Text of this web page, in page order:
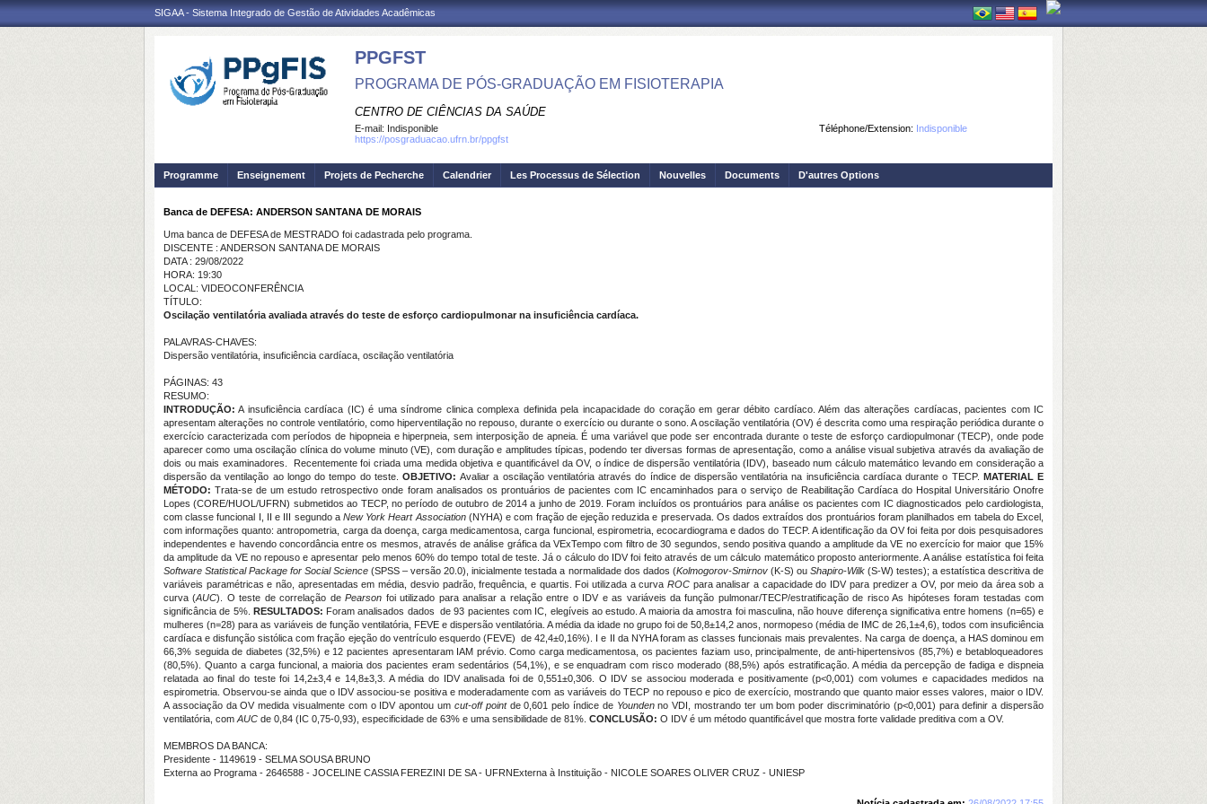
SIGAA - Sistema Integrado de Gestão de Atividades Acadêmicas
PPGFST
PROGRAMA DE PÓS-GRADUAÇÃO EM FISIOTERAPIA
CENTRO DE CIÊNCIAS DA SAÚDE
Téléphone/Extension: Indisponible
E-mail: Indisponible
https://posgraduacao.ufrn.br/ppgfst
Programme Enseignement Projets de Pecherche Calendrier Les Processus de Sélection Nouvelles Documents D'autres Options
Banca de DEFESA: ANDERSON SANTANA DE MORAIS
Uma banca de DEFESA de MESTRADO foi cadastrada pelo programa.
DISCENTE : ANDERSON SANTANA DE MORAIS
DATA : 29/08/2022
HORA: 19:30
LOCAL: VIDEOCONFERÊNCIA
TÍTULO:
Oscilação ventilatória avaliada através do teste de esforço cardiopulmonar na insuficiência cardíaca.
PALAVRAS-CHAVES:
Dispersão ventilatória, insuficiência cardíaca, oscilação ventilatória
PÁGINAS: 43
RESUMO:
INTRODUÇÃO: A insuficiência cardíaca (IC) é uma síndrome clinica complexa definida pela incapacidade do coração em gerar débito cardíaco. Além das alterações cardíacas, pacientes com IC
apresentam alterações no controle ventilatório, como hiperventilação no repouso, durante o exercício ou durante o sono. A oscilação ventilatória (OV) é descrita como uma respiração periódica durante o
exercício caracterizada com períodos de hipopneia e hiperpneia, sem interposição de apneia. É uma variável que pode ser encontrada durante o teste de esforço cardiopulmonar (TECP), onde pode
aparecer como uma oscilação clínica do volume minuto (VE), com duração e amplitudes típicas, podendo ter diversas formas de apresentação, como a análise visual subjetiva através da avaliação de
dois ou mais examinadores. Recentemente foi criada uma medida objetiva e quantificável da OV, o índice de dispersão ventilatória (IDV), baseado num cálculo matemático levando em consideração a
dispersão da ventilação ao longo do tempo do teste. OBJETIVO:Avaliar a oscilação ventilatória através do índice de dispersão ventilatória na insuficiência cardíaca durante o TECP. MATERIAL E
MÉTODO: Trata-se de um estudo retrospectivo onde foram analisados os prontuários de pacientes com IC encaminhados para o serviço de Reabilitação Cardíaca do Hospital Universitário Onofre
Lopes (CORE/HUOL/UFRN) submetidos ao TECP, no período de outubro de 2014 a junho de 2019. Foram incluídos os prontuários para análise os pacientes com IC diagnosticados pelo cardiologista,
com classe funcional I, II e III segundo a New York Heart Association(NYHA) e com fração de ejeção reduzida e preservada. Os dados extraídos dos prontuários foram planilhados em tabela do Excel,
com informações quanto: antropometria, carga da doença, carga medicamentosa, carga funcional, espirometria, ecocardiograma e dados do TECP. A identificação da OV foi feita por dois pesquisadores
independentes e havendo concordância entre os mesmos, através de análise gráfica da VExTempo com filtro de 30 segundos, sendo positiva quando a amplitude da VE no exercício for maior que 15%
da amplitude da VE no repouso e apresentar pelo menos 60% do tempo total de teste. Já o cálculo do IDV foi feito através de um cálculo matemático proposto anteriormente. A análise estatística foi feita
Software Statistical Package for Social Science (SPSS – versão 20.0), inicialmente testada a normalidade dos dados (Kolmogorov-Smirnov(K-S) ou Shapiro-Wilk(S-W) testes); a estatística descritiva de
variáveis paramétricas e não, apresentadas em média, desvio padrão, frequência, e quartis. Foi utilizada a curva ROC para analisar a capacidade do IDV para predizer a OV, por meio da área sob a
curva (AUC). O teste de correlação dePearson foi utilizado para analisar a relação entre o IDV e as variáveis da função pulmonar/TECP/estratificação de risco As hipóteses foram testadas com
significância de 5%. RESULTADOS: Foram analisados dados de 93 pacientes com IC, elegíveis ao estudo. A maioria da amostra foi masculina, não houve diferença significativa entre homens (n=65) e
mulheres (n=28) para as variáveis de função ventilatória, FEVE e dispersão ventilatória. A média da idade no grupo foi de 50,8±14,2 anos, normopeso (média de IMC de 26,1±4,6), todos com insuficiência
cardíaca e disfunção sistólica com fração ejeção do ventrículo esquerdo (FEVE) de 42,4±0,16%). I e II da NYHA foram as classes funcionais mais prevalentes. Na carga de doença, a HAS dominou em
66,3% seguida de diabetes (32,5%) e 12 pacientes apresentaram IAM prévio. Como carga medicamentosa, os pacientes faziam uso, principalmente, de anti-hipertensivos (85,7%) e betabloqueadores
(80,5%). Quanto a carga funcional, a maioria dos pacientes eram sedentários (54,1%), e se enquadram com risco moderado (88,5%) após estratificação. A média da percepção de fadiga e dispneia
relatada ao final do teste foi 14,2±3,4 e 14,8±3,3. A média do IDV analisada foi de 0,551±0,306. O IDV se associou moderada e positivamente (p<0,001) com volumes e capacidades medidos na
espirometria. Observou-se ainda que o IDV associou-se positiva e moderadamente com as variáveis do TECP no repouso e pico de exercício, mostrando que quanto maior esses valores, maior o IDV.
A associação da OV medida visualmente com o IDV apontou um cut-off point de 0,601 pelo índice de Youndenno VDI, mostrando ter um bom poder discriminatório (p<0,001) para definir a dispersão
ventilatória, com AUC de 0,84 (IC 0,75-0,93), especificidade de 63% e uma sensibilidade de 81%. CONCLUSÃO: O IDV é um método quantificável que mostra forte validade preditiva com a OV.
MEMBROS DA BANCA:
Presidente - 1149619 - SELMA SOUSA BRUNO
Externa ao Programa - 2646588 - JOCELINE CASSIA FEREZINI DE SA - UFRNExterna à Instituição - NICOLE SOARES OLIVER CRUZ - UNIESP